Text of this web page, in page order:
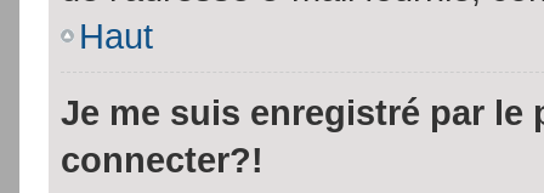
Haut
Je me suis enregistré par le
connecter?!